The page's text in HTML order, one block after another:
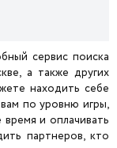
сервис поиска
а также других
находить себе
по уровню игры,
и оплачивать
партнеров, кто